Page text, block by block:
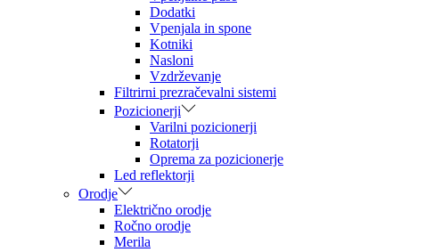
Dodatki
Vpenjala in spone
Kotniki
Nasloni
Vzdrževanje
Filtrirni prezračevalni sistemi
Pozicionerji
Varilni pozicionerji
Rotatorji
Oprema za pozicionerje
Led reflektorji
Orodje
Električno orodje
Ročno orodje
Merila